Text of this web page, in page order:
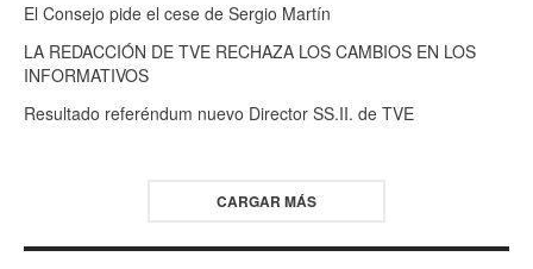
El Consejo pide el cese de Sergio Martín
LA REDACCIÓN DE TVE RECHAZA LOS CAMBIOS EN LOS
INFORMATIVOS
Resultado referéndum nuevo Director SS.II. de TVE
CARGAR MÁS